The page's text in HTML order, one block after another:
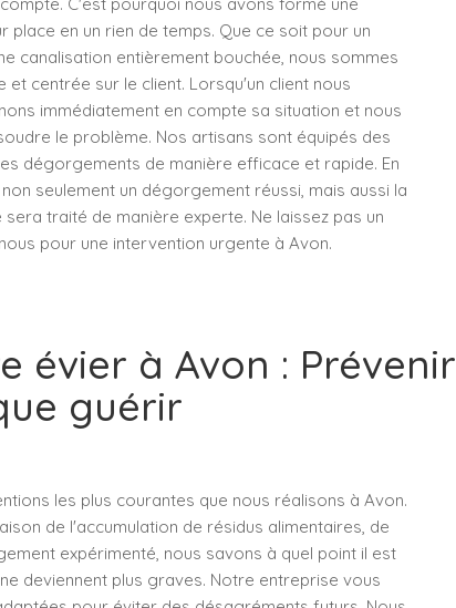
en un rien de temps. Que ce soit pour un
canalisation entièrement bouchée, nous sommes
centrée sur le client. Lorsqu'un client nous
immédiatement en compte sa situation et nous
le problème. Nos artisans sont équipés des
dégorgements de manière efficace et rapide. En
seulement un dégorgement réussi, mais aussi la
traité de manière experte. Ne laissez pas un
pour une intervention urgente à Avon.
évier à Avon : Prévenir
guérir
les plus courantes que nous réalisons à Avon.
de l'accumulation de résidus alimentaires, de
expérimenté, nous savons à quel point il est
deviennent plus graves. Notre entreprise vous